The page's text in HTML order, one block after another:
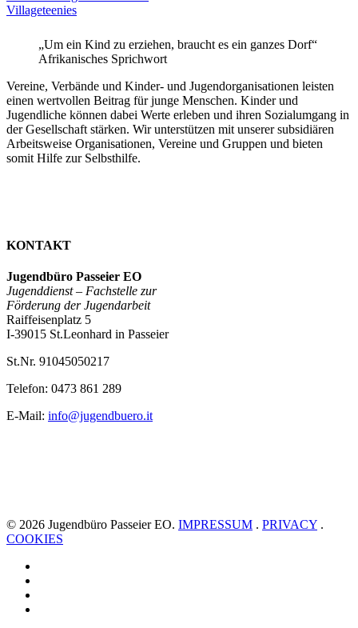
Villageteenies
„Um ein Kind zu erziehen, braucht es ein ganzes Dorf“
Afrikanisches Sprichwort
Vereine, Verbände und Kinder- und Jugendorganisationen leisten
einen wertvollen Beitrag für junge Menschen. Kinder und
Jugendliche können dabei Werte erleben und ihren Sozialumgang in
der Gesellschaft stärken. Wir unterstützen mit unserer subsidiären
Arbeitsweise Organisationen, Vereine und Gruppen und bieten
somit Hilfe zur Selbsthilfe.
KONTAKT
Jugendbüro Passeier EO
Jugenddienst – Fachstelle zur
Förderung der Jugendarbeit
Raiffeisenplatz 5
I-39015 St.Leonhard in Passeier
St.Nr. 91045050217
Telefon: 0473 861 289
E-Mail: info@jugendbuero.it
© 2026 Jugendbüro Passeier EO. IMPRESSUM . PRIVACY .
COOKIES